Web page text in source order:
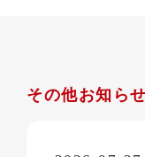
その他お知らせ